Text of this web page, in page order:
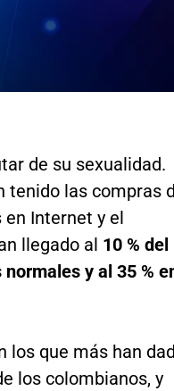
de su sexualidad.
tenido las compras
Internet y el
llegado al 10 % del
y al 35 %
los que más han
los colombianos, y